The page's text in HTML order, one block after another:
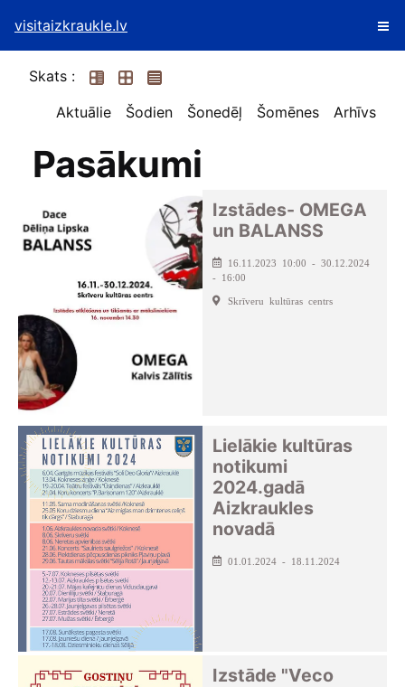
visitaizkraukle.lv
Skats :
Aktuālie
Šodien Šonedēļ Šomēnes Arhīvs
Pasākumi
Izstādes- OMEGA
un BALANSS
16.11.2023 10:00 - 30.12.2024
- 16:00
Skrīveru kultūras centrs
Lielākie kultūras
notikumi
2024.gadā
Aizkraukles
novadā
01.01.2024 - 18.11.2024
Izstāde "Veco